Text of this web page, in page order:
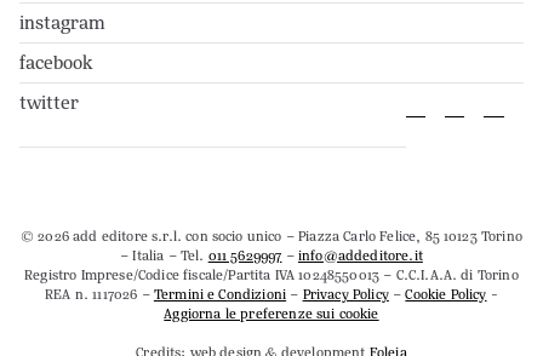
instagram
facebook
twitter
© 2026 add editore s.r.l. con socio unico – Piazza Carlo Felice, 85 10123 Torino
– Italia – Tel. 011 5629997 –info@addeditore.it
Registro Imprese/Codice fiscale/Partita IVA 10248550013 – C.C.I.A.A. di Torino
REA n. 1117026 –Termini e Condizioni – Privacy Policy–Cookie Policy -
Aggiorna le preferenze sui cookie